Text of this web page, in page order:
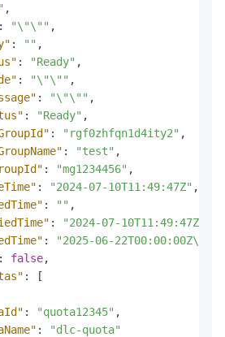
,
: "\"\"" ,
: "" ,
: "Ready" ,
: "\"\"" ,
: "\"\"" ,
: "Ready" ,
: "rgf0zhfqn1d4ity2" ,
: "test" ,
: "mg1234456" ,
: "2024-07-10T11:49:47Z" ,
: "" ,
: "2024-07-10T11:49:47Z"
: "2025-06-22T00:00:00Z\n"
: false,
:
[
: "quota12345" ,
:
"dlc-quota"